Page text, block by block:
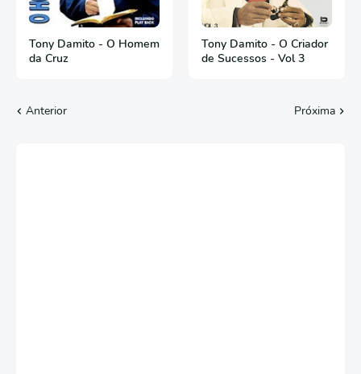
Tony Damito - O Homem
da Cruz
Tony Damito - O Criador
de Sucessos - Vol 3
Anterior Próxima